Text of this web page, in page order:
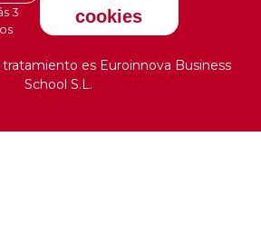
3
cookies
tratamiento es Euroinnova Business
School S.L.